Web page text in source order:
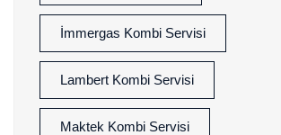
İmmergas Kombi Servisi
Lambert Kombi Servisi
Maktek Kombi Servisi